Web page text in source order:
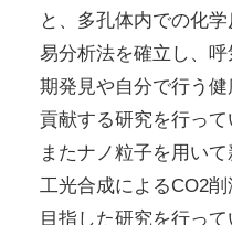
と、多孔体内での化
易分析法を確立し、
期発見や自分で行う
貢献する研究を行って
またナノ粒子を用い
工光合成によるCO2
目指した研究を行って